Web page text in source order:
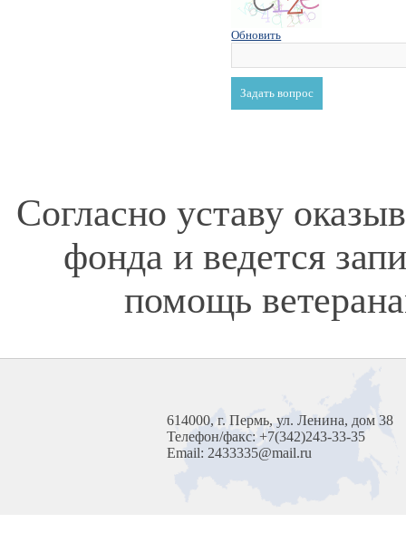
Обновить
Согласно уставу
фонда и ведется
помощь
614000, г. Пермь, ул. Ленина, дом 38
Телефон/факс: +7(342)243-33-35
Email: 2433335@mail.ru